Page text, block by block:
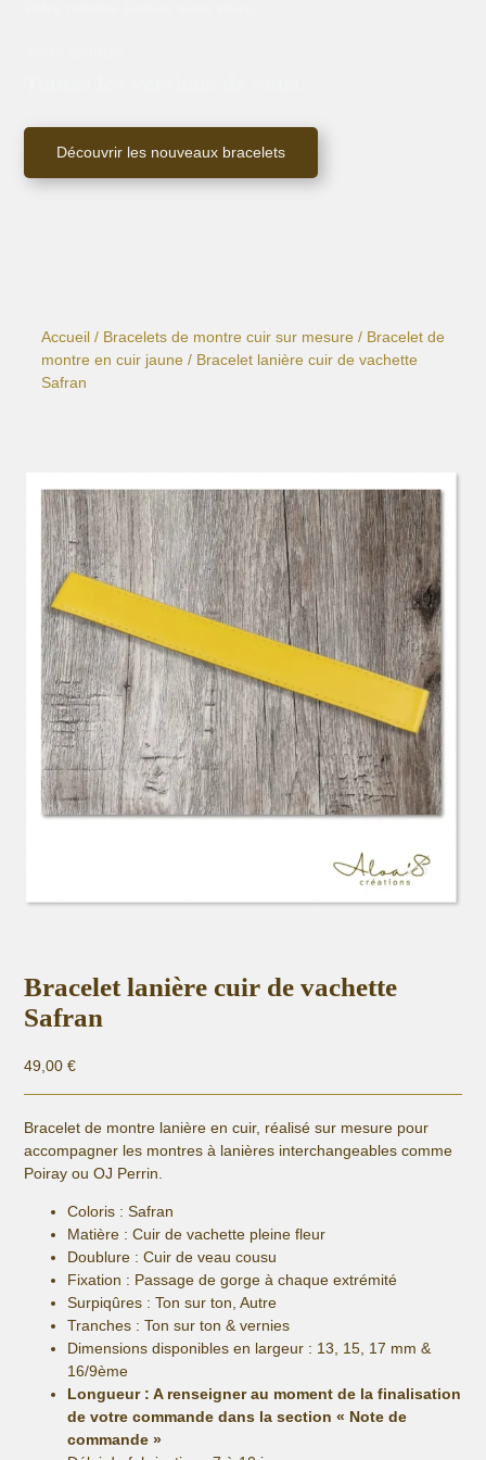
Découvrir les nouveaux bracelets
Accueil / Bracelets de montre cuir sur mesure / Bracelet de
montre en cuir jaune / Bracelet lanière cuir de vachette
Safran
Bracelet lanière cuir de vachette
Safran
49,00€
Bracelet de montre lanière en cuir, réalisé sur mesure pour
accompagner les montres à lanières interchangeables comme
Poiray ou OJ Perrin.
Coloris : Safran
Matière : Cuir de vachette pleine fleur
Doublure : Cuir de veau cousu
Fixation : Passage de gorge à chaque extrémité
Surpiqûres : Ton sur ton, Autre
Tranches : Ton sur ton & vernies
Dimensions disponibles en largeur : 13, 15, 17 mm &
16/9ème
Longueur: A renseigner au moment de la finalisation
de votre commande dans la section « Note de
commande »